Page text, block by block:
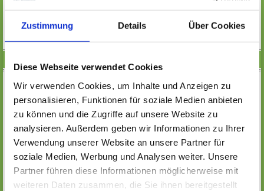
Zustimmung Details Über Cookies
Diese Webseite verwendet Cookies
Wir verwenden Cookies, um Inhalte und Anzeigen zu
personalisieren, Funktionen für soziale Medien anbieten
zu können und die Zugriffe auf unsere Website zu
analysieren. Außerdem geben wir Informationen zu Ihrer
Verwendung unserer Website an unsere Partner für
soziale Medien, Werbung und Analysen weiter. Unsere
Partner führen diese Informationen möglicherweise mit
weiteren Daten zusammen, die Sie ihnen bereitgestellt
Peter Apel„Facebook für Einsteiger“ zur Verfügung.
Ein Programm für geistige und körperliche Fitness legt der
bekannte Moderator Carlo von Tiedemann mit dem Buch
„Ü60 - na und ?!“ vor.
Auch für die reiferen zwischenmenschlichen Beziehungen
gibt es einen „Leitfaden“:„Liebe mit siebzig“von Vanna
Vannuccini.